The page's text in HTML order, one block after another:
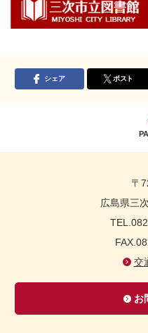
シェア ポスト
〒
広島県三
交
お